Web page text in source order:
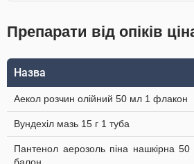
Препарати від опіків
Назва
Аекол розчин олійний 50 мл 1 флакон
Вундехіл мазь 15 г 1 туба
Пантенол аерозоль піна нашкірна 50